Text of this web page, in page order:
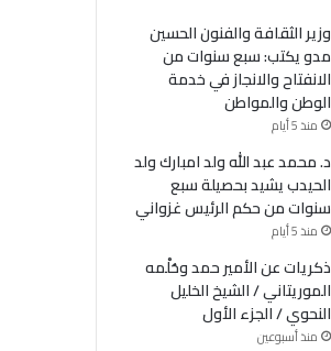
وزير الثقافة والفنون الحسين
مدو يكتب: سبع سنوات من
الانفتاح والانجاز في خدمة
الوطن والمواطن
منذ 5 أيام
د. محمد عبد الله ولد امبارك ولد
الحيدب يشيد بحصيلة سبع
سنوات من حكم الرئيس غزواني
منذ 5 أيام
ذكريات عن الأمير حمد وحُلْمه
الموريتاني / الشيخ الخليل
النحوي / الجزء الأول
منذ أسبوعين